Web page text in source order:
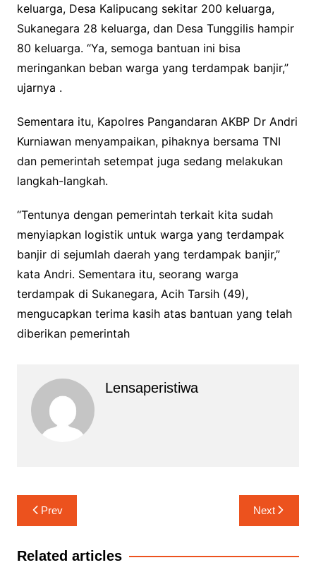
keluarga, Desa Kalipucang sekitar 200 keluarga,
Sukanegara 28 keluarga, dan Desa Tunggilis hampir
80 keluarga. “Ya, semoga bantuan ini bisa
meringankan beban warga yang terdampak banjir,”
ujarnya .
Sementara itu, Kapolres Pangandaran AKBP Dr Andri
Kurniawan menyampaikan, pihaknya bersama TNI
dan pemerintah setempat juga sedang melakukan
langkah-langkah.
“Tentunya dengan pemerintah terkait kita sudah
menyiapkan logistik untuk warga yang terdampak
banjir di sejumlah daerah yang terdampak banjir,”
kata Andri. Sementara itu, seorang warga
terdampak di Sukanegara, Acih Tarsih (49),
mengucapkan terima kasih atas bantuan yang telah
diberikan pemerintah
Lensaperistiwa
Navigasi
pos
Prev Next
Related articles